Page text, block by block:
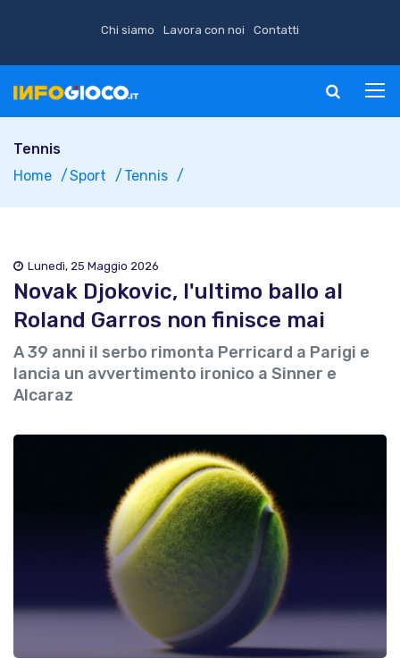
Chi siamo Lavora con noi Contatti
Tennis
Home
Sport Tennis
Lunedì, 25 Maggio 2026
Novak Djokovic, l'ultimo ballo al
Roland Garros non finisce mai
A 39 anni il serbo rimonta Perricard a Parigi e
lancia un avvertimento ironico a Sinner e
Alcaraz